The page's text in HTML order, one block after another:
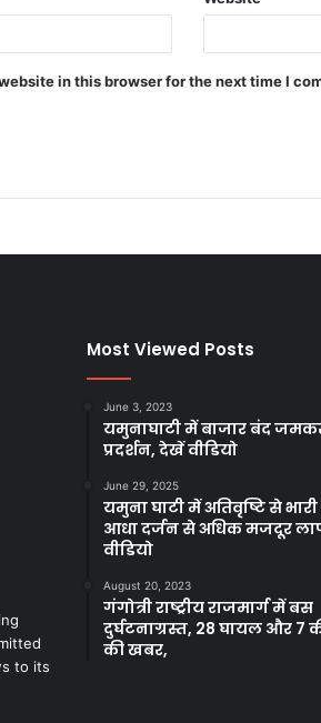
in this browser for the next time I
to its
Most Viewed Posts
June 3, 2023
यमुनाघाटी में बाजार बंद
प्रदर्शन, देखें वीडियो
June 29, 2025
यमुना घाटी में अतिवृष्टि से
आधा दर्जन से अधिक मजदूर
वीडियो
August 20, 2023
गंगोत्री राष्ट्रीय राजमार्ग में बस
दुर्घटनाग्रस्त, 28 घायल और 7
की खबर,